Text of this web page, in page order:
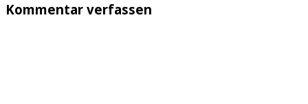
Kommentar verfassen